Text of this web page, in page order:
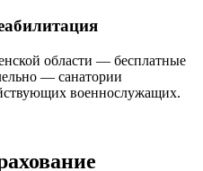
области — бесплатные
— санатории
военнослужащих.